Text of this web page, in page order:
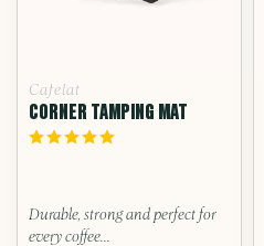
Cafelat
CORNER TAMPING MAT
Durable, strong and perfect for
every coffee...